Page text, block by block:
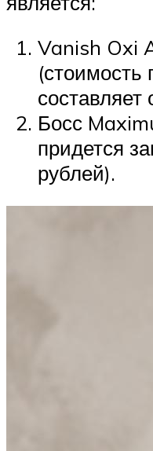
Vanish Oxi
(стоимость
составляет
Босс
придется
рублей).